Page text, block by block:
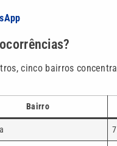
cinco bairros
Bairro